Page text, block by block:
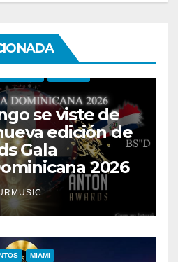
se viste de
edición de
Gala
2026
MIAMI